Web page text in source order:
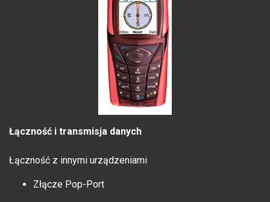
Łączność i transmisja danych
Łączność z innymi urządzeniami
Złącze Pop-Port